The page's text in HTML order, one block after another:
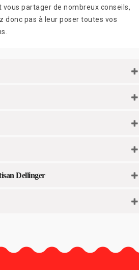
vous partager de nombreux conseils,
donc pas à leur poser toutes vos
Dellinger